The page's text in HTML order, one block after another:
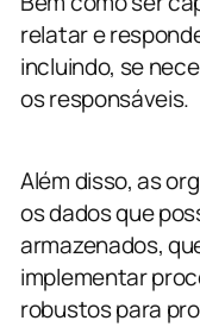
relatar e
incluindo, se
os responsáveis.
Além disso, as
os dados que
armazenados,
implementar
robustos para